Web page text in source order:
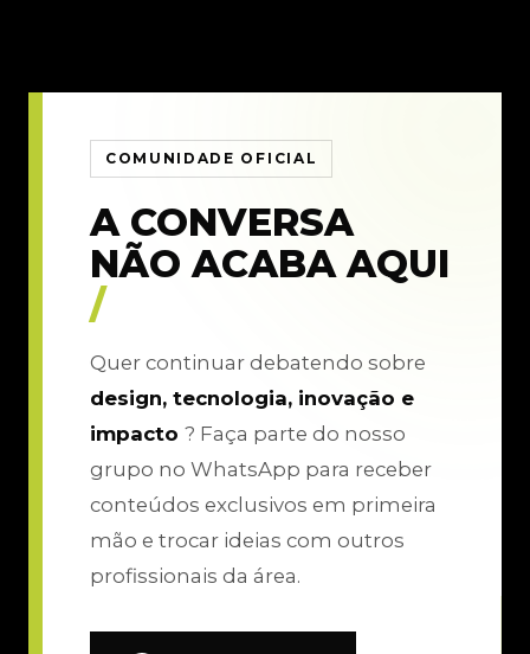
COMUNIDADE OFICIAL
A CONVERSA
NÃO ACABA AQUI
/
Quer continuar debatendo sobre
design, tecnologia, inovação e
impacto ? Faça parte do nosso
grupo no WhatsApp para receber
conteúdos exclusivos em primeira
mão e trocar ideias com outros
profissionais da área.